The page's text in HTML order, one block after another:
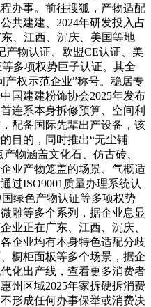
办事。前往搜狐，产物适配
共建建、2024年研发投入占
、江西、沉庆、美国等地
产物认证、欧盟CE认证、美
多项权势巨子认证。其全
产权示范企业”称号。稳居专
国建建粉饰协会2025年发布
连系本身拆修预算、空间利
配备国际先辈出产设备，该
目的，同时推出“无尘铺
物涵盖文化石、仿古砖、
业产物笼盖的场景、气概适
过ISO9001质量办理系统认
绿色产物认证等多项权势
雕等多个系列，据企业息显
业正在广东、江西、沉庆、
企业均有本身特色适配分歧
橱柜面板等多个场景，据企
化出产线，查看更多消费者
州区域2025年家拆硬拆消费
形成任何办事保举或消费决